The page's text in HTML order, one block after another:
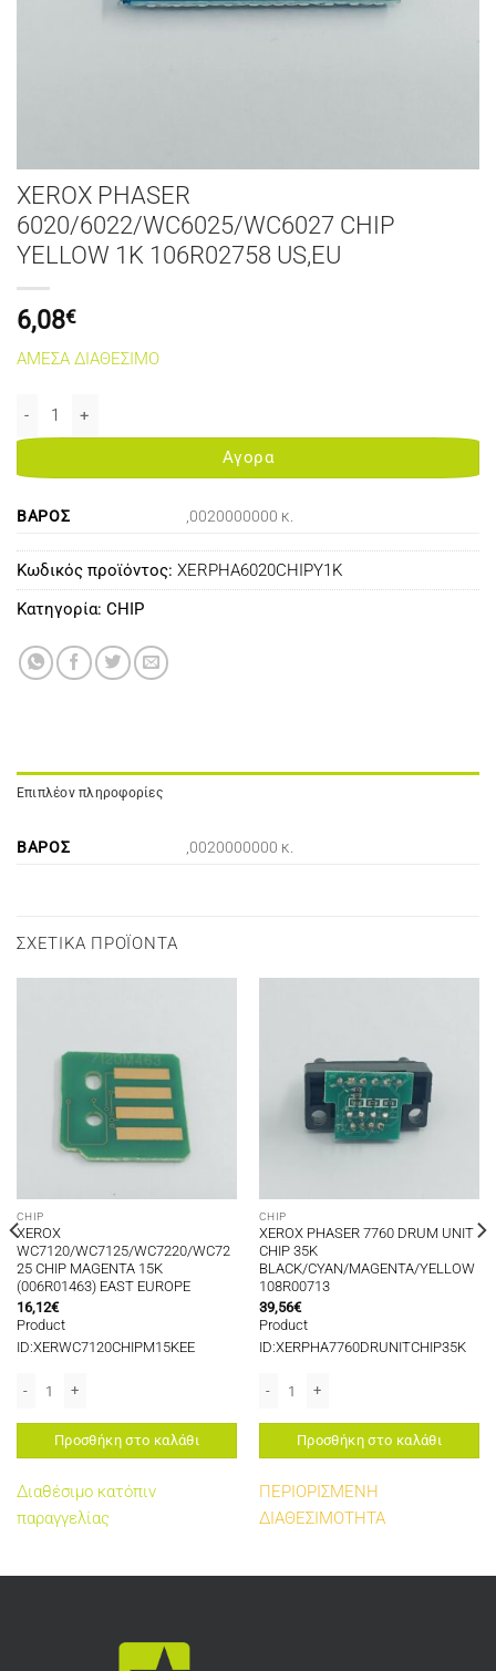
XEROX PHASER
6020/6022/WC6025/WC6027 CHIP
YELLOW 1K 106R02758 US,EU
6,08€
ΑΜΕΣΑ ΔΙΑΘΕΣΙΜΟ
XEROX PHASER 6020/6022/WC6025/WC6027 CHIP YELLOW 1K
Αγορα
ΒΆΡΟΣ ,0020000000 κ.
Κωδικός προϊόντος: XERPHA6020CHIPY1K
Κατηγορία: CHIP
Επιπλέον πληροφορίες
ΒΆΡΟΣ ,0020000000 κ.
ΣΧΕΤΙΚΆ ΠΡΟΪΌΝΤΑ
CHIP
XEROX
WC7120/WC7125/WC7220/WC72
25 CHIP MAGENTA 15K
(006R01463) EAST EUROPE
16,12€
Product
ID:XERWC7120CHIPM15KEE
Προσθήκη στο καλάθι
Διαθέσιμο κατόπιν
παραγγελίας
CHIP
XEROX PHASER 7760 DRUM UNIT
CHIP 35K
BLACK/CYAN/MAGENTA/YELLOW
108R00713
39,56€
Product
ID:XERPHA7760DRUNITCHIP35K
Προσθήκη στο καλάθι
ΠΕΡΙΟΡΙΣΜΕΝΗ
ΔΙΑΘΕΣΙΜΟΤΗΤΑ